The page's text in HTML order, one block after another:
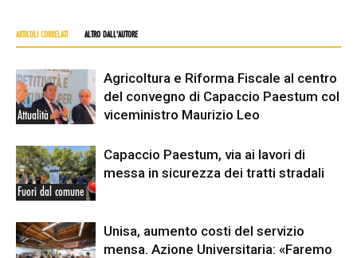
ARTICOLI CORRELATI ALTRO DALL'AUTORE
Attualità
Agricoltura e Riforma Fiscale al centro
del convegno di Capaccio Paestum col
viceministro Maurizio Leo
Fuori dal comune
Capaccio Paestum, via ai lavori di
messa in sicurezza dei tratti stradali
Unisa, aumento costi del servizio
mensa. Azione Universitaria: «Faremo